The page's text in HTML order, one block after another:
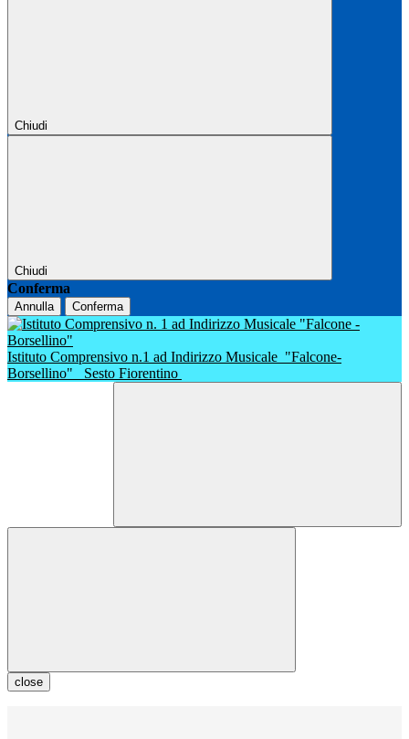
Chiudi
Chiudi
Conferma
Annulla Conferma
Istituto Comprensivo n.1 ad Indirizzo Musicale "Falcone-
Borsellino"
Sesto Fiorentino
close